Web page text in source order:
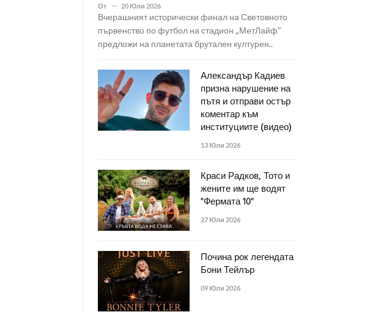
От 20 Юли 2026
Вчерашният исторически финал на Световното
първенство по футбол на стадион „МетЛайф“
предложи на планетата брутален културен..
Александър Кадиев
призна нарушение на
пътя и отправи остър
коментар към
институциите (видео)
13 Юли 2026
Краси Радков, Тото и
жените им ще водят
"Фермата 10"
27 Юли 2026
Почина рок легендата
Бони Тейлър
09 Юли 2026